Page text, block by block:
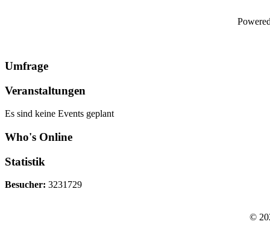
Umfrage
Veranstaltungen
Es sind keine Events geplant
Who's Online
Statistik
Besucher: 3231729
©